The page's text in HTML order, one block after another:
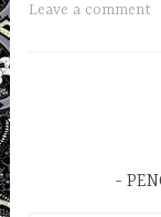
Leave a comment